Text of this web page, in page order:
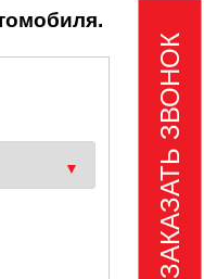
ЗАКАЗАТЬ ЗВОНОК